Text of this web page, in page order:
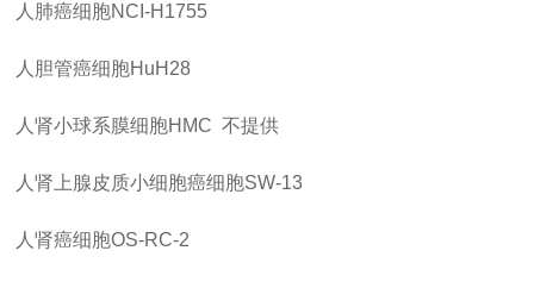
人肺癌细胞NCI-H1755
人胆管癌细胞HuH28
人肾小球系膜细胞HMC 不提供
人肾上腺皮质小细胞癌细胞SW-13
人肾癌细胞OS-RC-2